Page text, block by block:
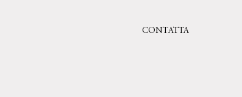
CONTATTA